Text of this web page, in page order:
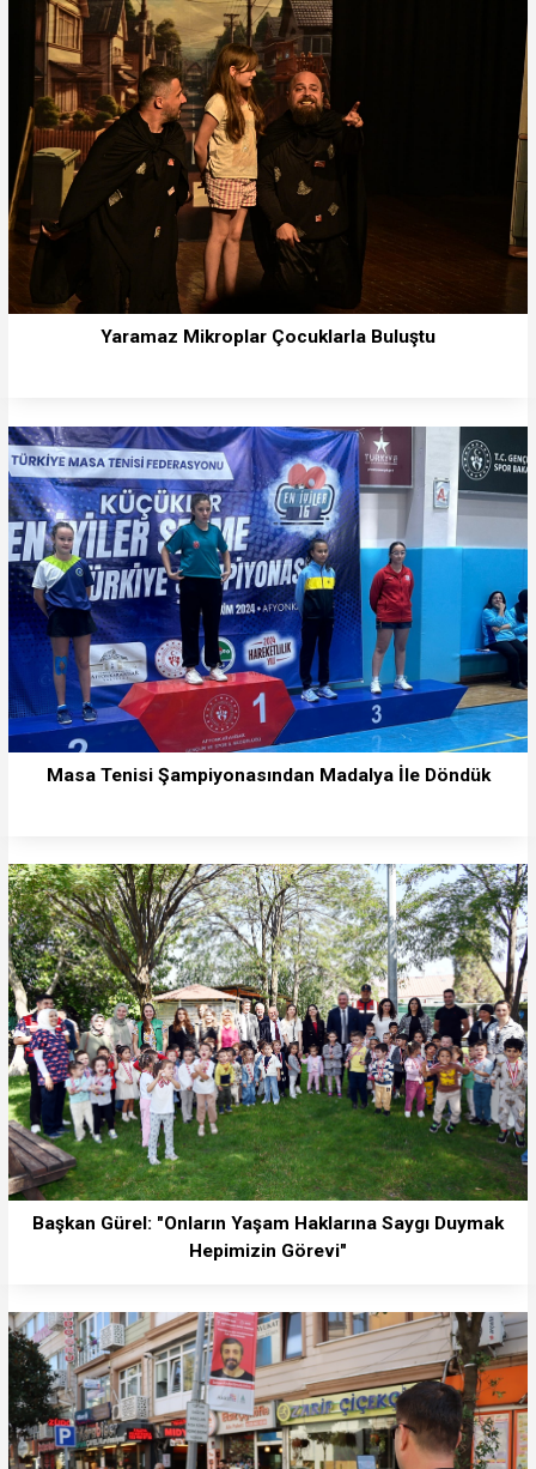
Yaramaz Mikroplar Çocuklarla Buluştu
Masa Tenisi Şampiyonasından Madalya İle Döndük
Başkan Gürel: "Onların Yaşam Haklarına Saygı Duymak
Hepimizin Görevi"